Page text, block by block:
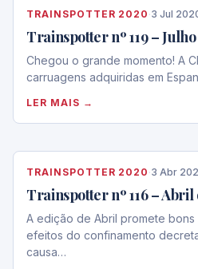
TRAINSPOTTER 2020 ·3 Jul
Trainspotter nº 119 –
Chegou o grande momento! A
carruagens adquiridas em
LER MAIS →
TRAINSPOTTER 2020 ·3 Abr
Trainspotter nº 116 – Abril
A edição de Abril promete bons
efeitos do confinamento
causa…